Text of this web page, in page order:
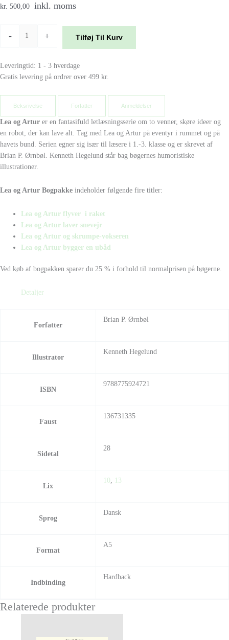
kr. 500,00 inkl. moms
- + Tilføj Til Kurv
Leveringtid: 1 - 3 hverdage
Gratis levering på ordrer over 499 kr.
Beksrivelse Forfatter Anmeldelser
Lea og Artur er en fantasifuld letlæsningsserie om to venner, skøre ideer og
en robot, der kan lave alt. Tag med Lea og Artur på eventyr i rummet og på
havets bund.
Serien egner sig især til læsere i 1.-3. klasse og er skrevet af
Brian P. Ørnbøl. Kenneth Hegelund står bag bøgernes humoristiske
illustrationer.
Lea og Artur Bogpakke indeholder følgende fire titler:
Lea og Artur flyver i raket
Lea og Artur laver snevejr
Lea og Artur og skrumpe-vokseren
Lea og Artur bygger en ubåd
Ved køb af bogpakken sparer du 25 % i forhold til normalprisen på bøgerne.
Detaljer
Forfatter
Brian P. Ørnbøl
Illustrator
Kenneth Hegelund
ISBN
9788775924721
Faust
136731335
Sidetal
28
Lix
10 13
Sprog
Dansk
Format
A5
Indbinding
Hardback
Relaterede produkter